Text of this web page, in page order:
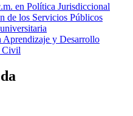
en Política Jurisdiccional
de los Servicios Públicos
Aprendizaje y Desarrollo
Civil